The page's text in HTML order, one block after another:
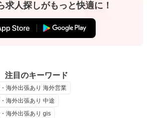
求人探しがもっと快適に！
注目のキーワード
海外出張あり 海外営業
海外出張あり 中途
海外出張あり gis